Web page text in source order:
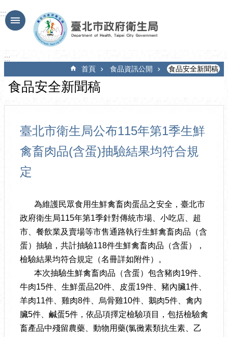
跳到主要內容區塊
:::
:::
首頁 食品資訊公開 食品安全新聞稿
食品安全新聞稿
臺北市衛生局公布115年第1季生鮮
禽畜肉品(含蛋)抽驗結果均符合規
定
為維護民眾食用生鮮禽畜肉蛋品之安全，臺北市
政府衛生局115年第1季針對傳統市場、小吃店、超
市、餐飲業及賣場等市售通路執行生鮮禽畜肉品（含
蛋）抽驗，共計抽驗118件生鮮禽畜肉品（含蛋），
檢驗結果均符合規定（名冊詳如附件）。
本次抽驗生鮮禽畜肉品（含蛋）包含豬肉19件、
牛肉15件、生鮮蛋品20件、皮蛋19件、豬內臟1件、
羊肉11件、雞肉8件、烏骨雞10件、鵝肉5件、禽內
臟5件、鹹蛋5件，依品項擇定檢驗項目，包括檢驗禽
畜產品中殘留農藥、動物用藥(氯黴素類抗生素、乙